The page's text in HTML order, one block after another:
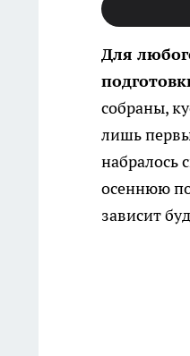
Для
собраны,
лишь
набралось
осеннюю
зависит